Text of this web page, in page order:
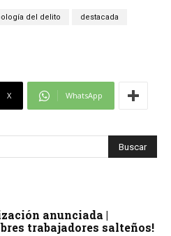
del delito destacada
X WhatsApp
anunciada |
trabajadores salteños!